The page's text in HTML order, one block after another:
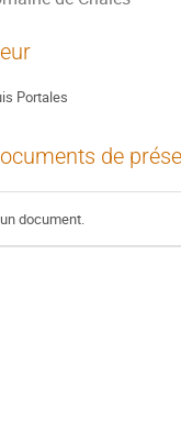
Portales
de
document.